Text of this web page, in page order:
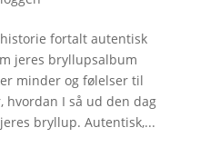
fortalt autentisk
jeres bryllupsalbum
minder og følelser til
hvordan I så ud den dag
bryllup. Autentisk,...